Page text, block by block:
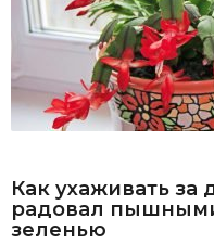
Как ухаживать за
радовал
зеленью